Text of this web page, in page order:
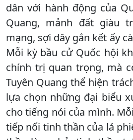
dân với hành động của
Quang, mảnh đất giàu
mạng, sợi dây gắn kết ấy
Mỗi kỳ bầu cử Quốc hội
chính trị quan trọng, mà
Tuyên Quang thể hiện
lựa chọn những đại biểu
cho tiếng nói của mình.
tiếp nối tinh thần của lá